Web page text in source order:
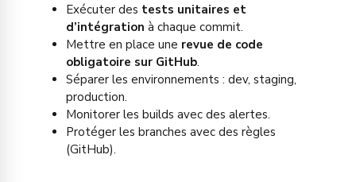
Exécuter des tests unitaires et
d’intégration à chaque commit.
Mettre en place une revue de code
obligatoire sur GitHub.
Séparer les environnements : dev, staging,
production.
Monitorer les builds avec des alertes.
Protéger les branches avec des règles
(GitHub).